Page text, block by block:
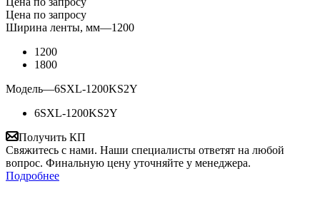
Цена по запросу
Ширина ленты, мм—1200
1200
1800
Модель—6SXL-1200KS2Y
6SXL-1200KS2Y
Получить КП
Свяжитесь с нами. Наши специалисты ответят на любой
вопрос. Финальную цену уточняйте у менеджера.
Подробнее